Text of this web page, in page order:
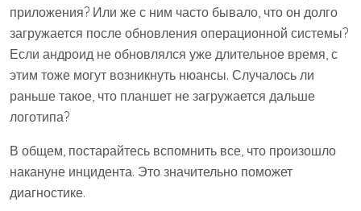
приложения? Или же с ним часто бывало, что он долго
загружается после обновления операционной системы?
Если андроид не обновлялся уже длительное время, с
этим тоже могут возникнуть нюансы. Случалось ли
раньше такое, что планшет не загружается дальше
логотипа?
В общем, постарайтесь вспомнить все, что произошло
накануне инцидента. Это значительно поможет
диагностике.